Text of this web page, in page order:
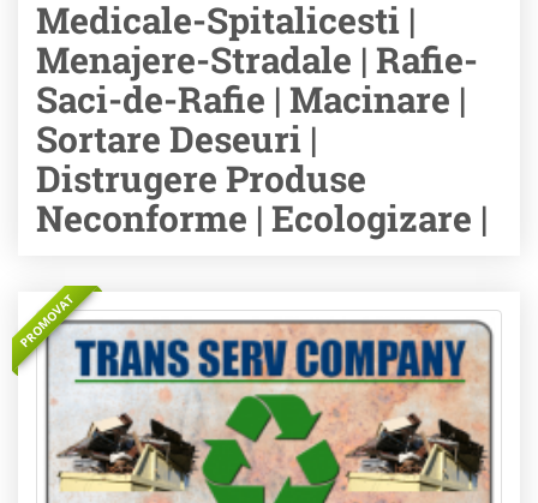
Medicale-Spitalicesti |
Menajere-Stradale | Rafie-
Saci-de-Rafie | Macinare |
Sortare Deseuri |
Distrugere Produse
Neconforme | Ecologizare |
PROMOVAT